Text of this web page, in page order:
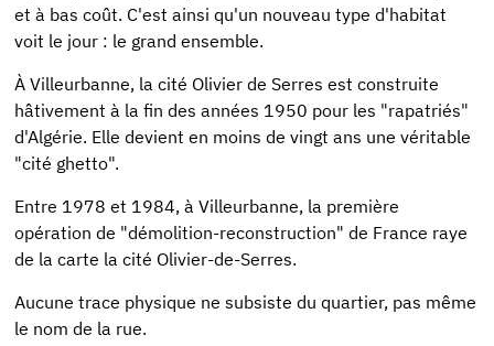
et à bas coût. C'est ainsi qu'un nouveau type d'habitat
voit le jour : le grand ensemble.
À Villeurbanne, la cité Olivier de Serres est construite
hâtivement à la fin des années 1950 pour les "rapatriés"
d'Algérie. Elle devient en moins de vingt ans une véritable
"cité ghetto".
Entre 1978 et 1984, à Villeurbanne, la première
opération de "démolition-reconstruction" de France raye
de la carte la cité Olivier-de-Serres.
Aucune trace physique ne subsiste du quartier, pas même
le nom de la rue.